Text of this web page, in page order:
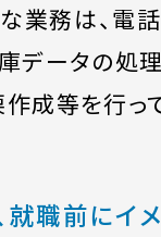
業務は、電
データの処
成等を行っ
就職前にイ